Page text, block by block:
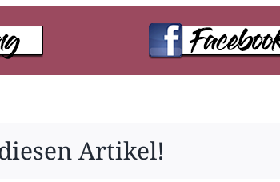
Artikel!